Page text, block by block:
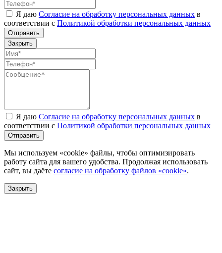
Я даю Согласие на обработку персональных данных в
соответствии с Политикой обработки персональных данных
Отправить
Закрыть
Я даю Согласие на обработку персональных данных в
соответствии с Политикой обработки персональных данных
Отправить
Мы используем «cookie» файлы, чтобы оптимизировать
работу сайта для вашего удобства. Продолжая использовать
сайт, вы даёте согласие на обработку файлов «cookie».
Закрыть